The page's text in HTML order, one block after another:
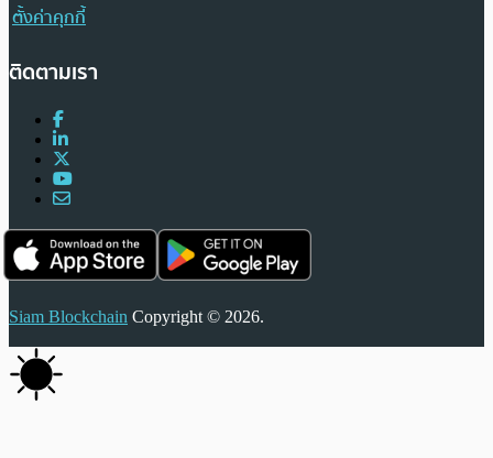
ตั้งค่าคุกกี้
ติดตามเรา
Siam Blockchain Copyright © 2026.